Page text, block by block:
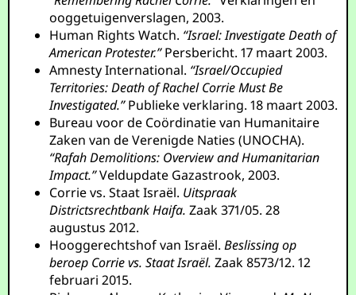
ooggetuigenverslagen, 2003.
Human Rights Watch. “Israel: Investigate Death of
American Protester.”Persbericht. 17 maart 2003.
Amnesty International. “Israel/Occupied
Territories: Death of Rachel Corrie Must Be
Investigated.”Publieke verklaring. 18 maart 2003.
Bureau voor de Coördinatie van Humanitaire
Zaken van de Verenigde Naties (UNOCHA).
“Rafah Demolitions: Overview and Humanitarian
Impact.”Veldupdate Gazastrook, 2003.
Corrie vs. Staat Israël. Uitspraak
Districtsrechtbank Haifa. Zaak 371/05. 28
augustus 2012.
Hooggerechtshof van Israël.Beslissing op
beroep Corrie vs. Staat Israël. Zaak 8573/12. 12
februari 2015.